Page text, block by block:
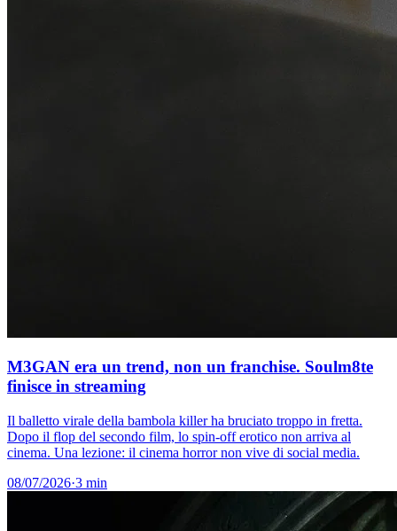
M3GAN era un trend, non un franchise. Soulm8te
finisce in streaming
Il balletto virale della bambola killer ha bruciato troppo in fretta.
Dopo il flop del secondo film, lo spin-off erotico non arriva al
cinema. Una lezione: il cinema horror non vive di social media.
08/07/2026·3 min